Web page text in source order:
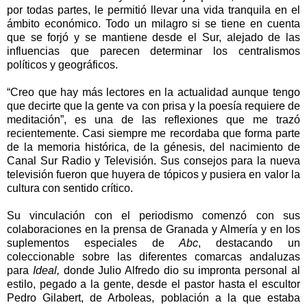
por todas partes, le permitió llevar una vida tranquila en el
ámbito económico. Todo un milagro si se tiene en cuenta
que se forjó y se mantiene desde el Sur, alejado de las
influencias que parecen determinar los centralismos
políticos y geográficos.
“Creo que hay más lectores en la actualidad aunque tengo
que decirte que la gente va con prisa y la poesía requiere de
meditación”, es una de las reflexiones que me trazó
recientemente. Casi siempre me recordaba que forma parte
de la memoria histórica, de la génesis, del nacimiento de
Canal Sur Radio y Televisión. Sus consejos para la nueva
televisión fueron que huyera de tópicos y pusiera en valor la
cultura con sentido crítico.
Su vinculación con el periodismo comenzó con sus
colaboraciones en la prensa de Granada y Almería y en los
suplementos especiales deAbc, destacando un
coleccionable sobre las diferentes comarcas andaluzas
para Ideal, donde Julio Alfredo dio su impronta personal al
estilo, pegado a la gente, desde el pastor hasta el escultor
Pedro Gilabert, de Arboleas, población a la que estaba